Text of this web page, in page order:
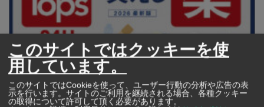
【タイ・バンコク】 マルシェトンロー内の「TOPS」で買える薬
2026年版
このサイトではクッキーを使
用しています。
このサイトではCookieを使って、ユーザー行動の分析や広告の表
示を行います。サイトのご利用を継続される場合、各種クッキー
の取得について許可して頂く必要があります。